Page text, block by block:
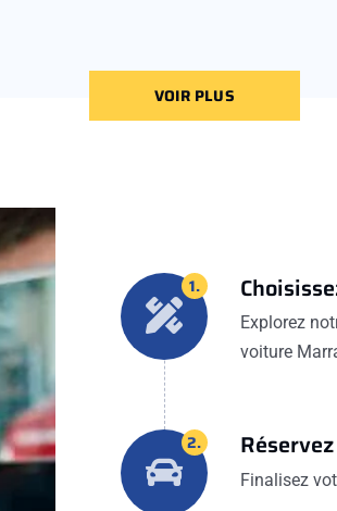
VOIR PLUS
1.
Explorez
voiture
2.
Finalisez